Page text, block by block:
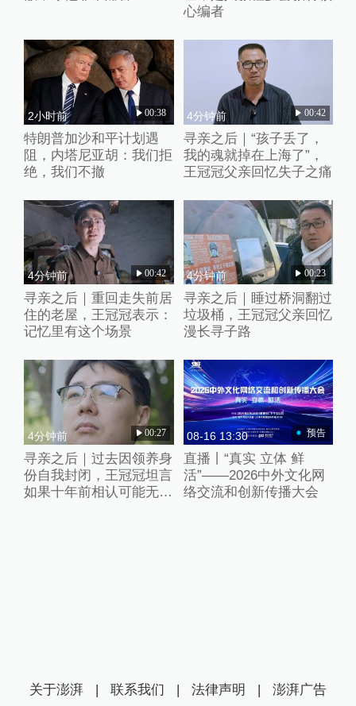
心编者
2小时前 00:38
特朗普加沙和平计划遇
阻，内塔尼亚胡：我们拒
绝，我们不撤
4分钟前 00:42
寻亲之后｜“孩子丢了，
我的魂就掉在上海了”，
王冠冠父亲回忆失子之痛
4分钟前 00:42
寻亲之后｜重回走失前居
住的老屋，王冠冠表示：
记忆里有这个场景
4分钟前 00:23
寻亲之后｜睡过桥洞翻过
垃圾桶，王冠冠父亲回忆
漫长寻子路
4分钟前 00:27
寻亲之后｜过去因领养身
份自我封闭，王冠冠坦言
如果十年前相认可能无法
08-16 13:30 预告
直播丨“真实 立体 鲜
活”——2026中外文化网
络交流和创新传播大会
关于澎湃 | 联系我们 | 法律声明 | 澎湃广告